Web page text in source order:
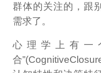
群体的关注的，跟
需求了。
心理学上有一
合